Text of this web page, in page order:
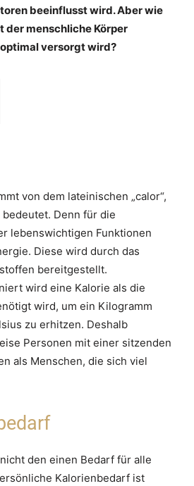
beeinflusst wird. Aber wie
der menschliche Körper
versorgt wird?
von dem lateinischen „calor“,
Denn für die
lebenswichtigen Funktionen
Diese wird durch das
bereitgestellt.
wird eine Kalorie als die
wird, um ein Kilogramm
zu erhitzen. Deshalb
Personen mit einer sitzenden
als Menschen, die sich viel
den einen Bedarf für alle
Kalorienbedarf ist